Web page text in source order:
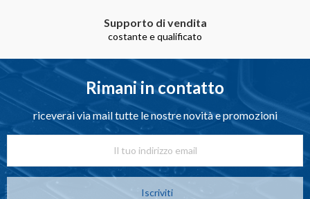
Supporto di vendita
costante e qualificato
Rimani in contatto
riceverai via mail tutte le nostre novità e promozioni
Iscriviti